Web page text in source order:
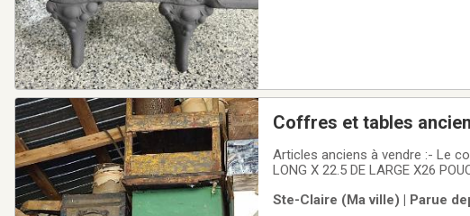
Coffres et tables
Articles anciens à vendre :- Le
LONG X 22.5 DE LARGE X26
contacter Sylvie Audet au 418-
Ste-Claire (Ma ville) | Parue